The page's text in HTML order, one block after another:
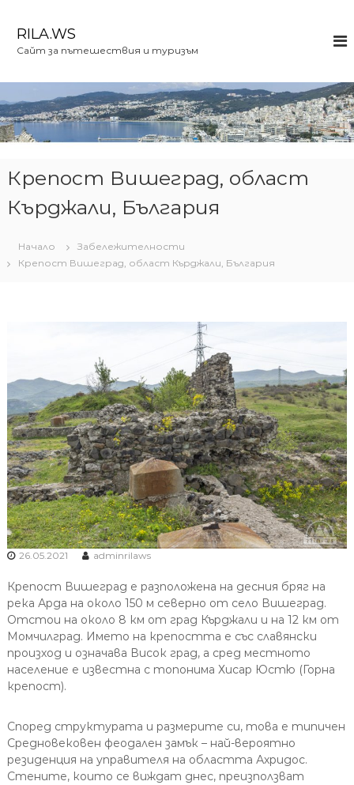
ъ
р
ж
RILA.WS
Сайт за пътешествия и туризъм
Крепост Вишеград, област
Кърджали, България
Начало
Забележителности
Крепост Вишеград, област Кърджали, България
26.05.2021 adminrilaws
Крепост Вишеград е разположена на десния бряг на
река Арда на около 150 м северно от село Вишеград.
Отстои на около 8 км от град Кърджали и на 12 км от
Момчилград. Името на крепостта е със славянски
произход и означава Висок град, а сред местното
население е известна с топонима Хисар Юстю (Горна
крепост).
Според структурата и размерите си, това е типичен
Средновековен феодален замък – най-вероятно
резиденция на управителя на областта Ахридос.
Стените, които се виждат днес, преизползват